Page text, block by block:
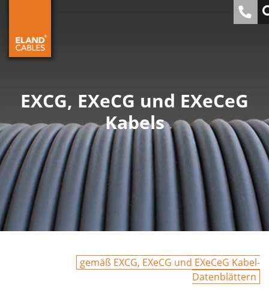
EXCG, EXeCG und EXeCeG
Kabels
gemäß EXCG, EXeCG und EXeCeG Kabel-
Datenblättern